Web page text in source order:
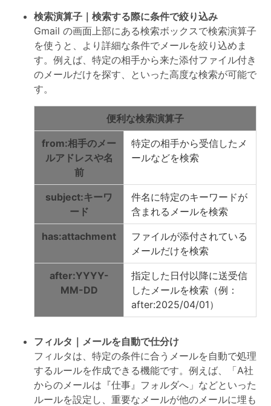
検索演算子｜検索する際に条件で絞り込み
Gmail の画面上部にある検索ボックスで検索演算子
を使うと、より詳細な条件でメールを絞り込めま
す。例えば、特定の相手から来た添付ファイル付き
のメールだけを探す、といった高度な検索が可能で
す。
便利な検索演算子
from:相手のメー
ルアドレスや名
前
特定の相手から受信したメ
ールなどを検索
subject:キーワ
ード
件名に特定のキーワードが
含まれるメールを検索
has:attachment
ファイルが添付されている
メールだけを検索
after:YYYY-
MM-DD
指定した日付以降に送受信
したメールを検索（例：
after:2025/04/01）
フィルタ｜メールを自動で仕分け
フィルタは、特定の条件に合うメールを自動で処理
するルールを作成できる機能です。例えば、「A社
からのメールは『仕事』フォルダへ」などといった
ルールを設定し、重要なメールが他のメールに埋も